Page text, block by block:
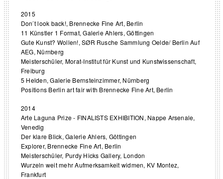
2015
Don ́t look back!, Brennecke Fine Art, Berlin
11 Künstler 1 Format, Galerie Ahlers, Göttingen
Gute Kunst? Wollen!, SØR Rusche Sammlung Oelde/ Berlin Auf
AEG, Nürnberg
Meisterschüler, Morat-Institut für Kunst und Kunstwissenschaft,
Freiburg
5 Helden, Galerie Bernsteinzimmer, Nürnberg
Positions Berlin art fair with Brennecke Fine Art, Berlin
2014
Arte Laguna Prize - FINALISTS EXHIBITION, Nappe Arsenale,
Venedig
Der klare Blick, Galerie Ahlers, Göttingen
Explorer, Brennecke Fine Art, Berlin
Meisterschüler, Purdy Hicks Gallery, London
Wurzeln weit mehr Aufmerksamkeit widmen, KV Montez,
Frankfurt